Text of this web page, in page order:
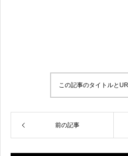
この記事のタイトルと
前の記事